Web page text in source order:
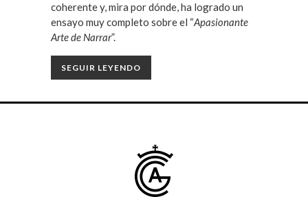
coherente y, mira por dónde, ha logrado un
ensayo muy completo sobre el “Apasionante
Arte de Narrar”.
SEGUIR LEYENDO